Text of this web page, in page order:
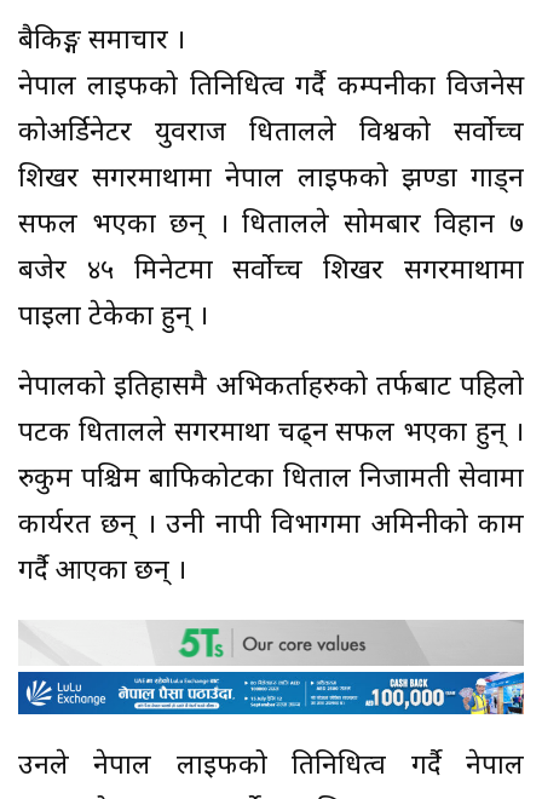
बैकिङ्ग समाचार ।
नेपाल लाइफको प्रतिनिधित्व गर्दै कम्पनीका विजनेस
कोअर्डिनेटर युवराज धितालले विश्वको सर्वोच्च
शिखर सगरमाथामा नेपाल लाइफको झण्डा गाड्न
सफल भएका छन् । धितालले सोमबार विहान ७
बजेर ४५ मिनेटमा सर्वोच्च शिखर सगरमाथामा
पाइला टेकेका हुन् ।
नेपालको इतिहासमै अभिकर्ताहरुको तर्फबाट पहिलो
पटक धितालले सगरमाथा चढ्न सफल भएका हुन् ।
रुकुम पश्चिम बाफिकोटका धिताल निजामती सेवामा
कार्यरत छन् । उनी नापी विभागमा अमिनीको काम
गर्दै आएका छन् ।
उनले नेपाल लाइफको प्रतिनिधित्व गर्दै नेपाल